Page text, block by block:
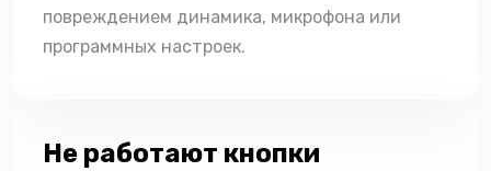
повреждением динамика, микрофона или
программных настроек.
Не работают кнопки